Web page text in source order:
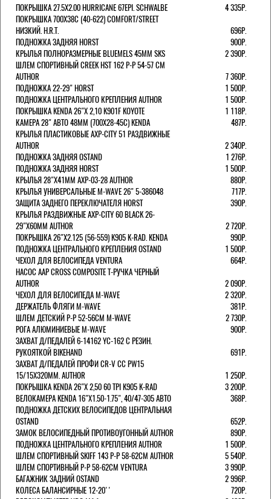
ПОКРЫШКА 27.5X2.00 HURRICANE 67EPI. SCHWALBE
4 335Р.
ПОКРЫШКА 700X38С (40-622) COMFORT/STREET
НИЗКИЙ. H.R.T.
696Р.
ПОДНОЖКА ЗАДНЯЯ HORST
900Р.
КРЫЛЬЯ ПОЛНОРАЗМЕРНЫЕ BLUEMELS 45MM SKS
2 390Р.
ШЛЕМ СПОРТИВНЫЙ CREEK HST 162 Р-Р 54-57 СМ
AUTHOR
7 360Р.
ПОДНОЖКА 22-29" HORST
1 500Р.
ПОДНОЖКА ЦЕНТРАЛЬНОГО КРЕПЛЕНИЯ AUTHOR
1 500Р.
ПОКРЫШКА KENDA 26"Х 2,10 K901F KOYOTE
1 118Р.
КАМЕРА 28" АВТО 48ММ (700Х28-45С) KENDA
487Р.
КРЫЛЬЯ ПЛАСТИКОВЫЕ AXP-CITY 51 РАЗДВИЖНЫЕ
AUTHOR
2 340Р.
ПОДНОЖКА ЗАДНЯЯ OSTAND
1 276Р.
ПОДНОЖКА ЗАДНЯЯ HORST
1 500Р.
КРЫЛЬЯ 28"Х41ММ AXP-03-28 AUTHOR
880Р.
КРЫЛЬЯ УНИВЕРСАЛЬНЫЕ M-WAVE 26" 5-386048
717Р.
ЗАЩИТА ЗАДНЕГО ПЕРЕКЛЮЧАТЕЛЯ HORST
390Р.
КРЫЛЬЯ РАЗДВИЖНЫЕ AXP-CITY 60 BLACK 26-
29"Х60ММ AUTHOR
2 720Р.
ПОКРЫШКА 26"Х2.125 (56-559) K905 K-RAD. KENDA
990Р.
ПОДНОЖКА ЦЕНТРАЛЬНОГО КРЕПЛЕНИЯ OSTAND
1 500Р.
ЧЕХОЛ ДЛЯ ВЕЛОСИПЕДА VENTURA
664Р.
НАСОС AAP CROSS COMPOSITE Т-РУЧКА ЧЕРНЫЙ
AUTHOR
2 090Р.
ЧЕХОЛ ДЛЯ ВЕЛОСИПЕДА M-WAVE
2 320Р.
ДЕРЖАТЕЛЬ ФЛЯГИ M-WAVE
381Р.
ШЛЕМ ДЕТСКИЙ Р-Р 52-56СМ M-WAVE
2 730Р.
РОГА АЛЮМИНИЕВЫЕ M-WAVE
900Р.
ЗАХВАТ Д/ПЕДАЛЕЙ 6-14162 YC-162 С РЕЗИН.
РУКОЯТКОЙ BIKEHAND
691Р.
ЗАХВАТ Д/ПЕДАЛЕЙ ПРОФИ CR-V CC PW15
15/15X320ММ. AUTHOR
1 250Р.
ПОКРЫШКА KENDA 26"Х 2,50 60 TPI K905 K-RAD
3 200Р.
ВЕЛОКАМЕРА KENDA 16"Х1.50-1.75", 40/47-305 АВТО
368Р.
ПОДНОЖКА ДЕТСКИХ ВЕЛОСИПЕДОВ ЦЕНТРАЛЬНАЯ
OSTAND
652Р.
ЗАМОК ВЕЛОСИПЕДНЫЙ ПРОТИВОУГОННЫЙ AUTHOR
890Р.
ПОДНОЖКА ЦЕНТРАЛЬНОГО КРЕПЛЕНИЯ AUTHOR
1 500Р.
ШЛЕМ СПОРТИВНЫЙ SKIFF 143 Р-Р 58-62СМ AUTHOR
5 540Р.
ШЛЕМ СПОРТИВНЫЙ Р-Р 58-62СМ VENTURA
3 990Р.
БАГАЖНИК ЗАДНИЙ OSTAND
2 996Р.
КОЛЕСА БАЛАНСИРНЫЕ 12-20''
720Р.